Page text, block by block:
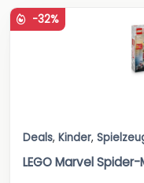
-32%
Deals, Kinder,
LEGO Marvel